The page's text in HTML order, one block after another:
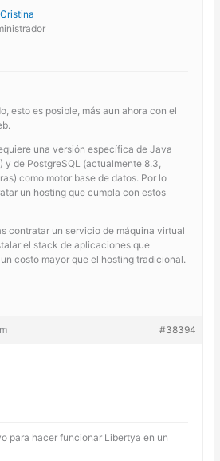
esto es posible, más aun ahora con el
una versión específica de Java
y de PostgreSQL (actualmente 8.3,
como motor base de datos. Por lo
un hosting que cumpla con estos
contratar un servicio de máquina virtual
el stack de aplicaciones que
costo mayor que el hosting tradicional.
#38394
para hacer funcionar Libertya en un